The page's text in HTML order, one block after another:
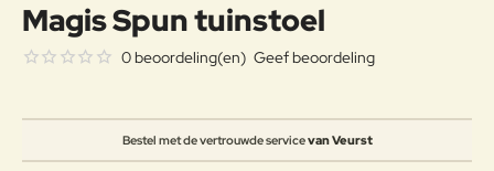
Magis Spun tuinstoel
Bestel met de vertrouwde servicevan Veurst
0 beoordeling(en) Geef beoordeling